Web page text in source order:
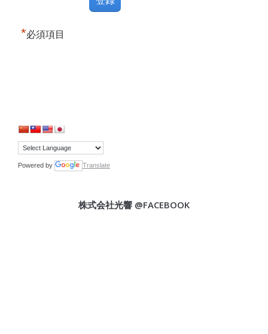
*必須項目
Powered by Translate
株式会社光響 @FACEBOOK